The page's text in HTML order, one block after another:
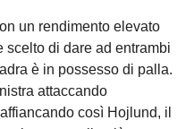
un rendimento elevato
scelto di dare ad entrambi
è in possesso di palla.
attaccando
così Hojlund, il